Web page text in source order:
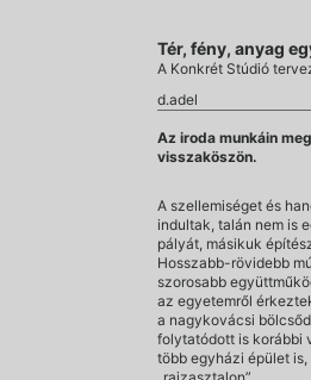
Tér, fény, anyag
A Konkrét Stúdió
d.adel
Az iroda munkáin
visszaköszön.
A szellemiséget és
indultak, talán nem is
pályát, másikuk
Hosszabb-rövidebb
szorosabb
az egyetemről
a nagykovácsi
folytatódott is korábbi
több egyházi épület